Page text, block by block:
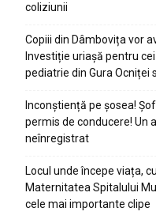
coliziunii
Copiii din Dâmbovița vor
Investiție uriașă pentru
pediatrie din Gura Ocniței
Inconștiență pe șosea!
permis de conducere! Un
neînregistrat
Locul unde începe viața,
Maternitatea Spitalului
cele mai importante clipe